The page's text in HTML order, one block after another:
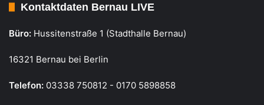
Kontaktdaten Bernau LIVE
Büro: Hussitenstraße 1 (Stadthalle Bernau)
16321 Bernau bei Berlin
Telefon: 03338 750812 - 0170 5898858